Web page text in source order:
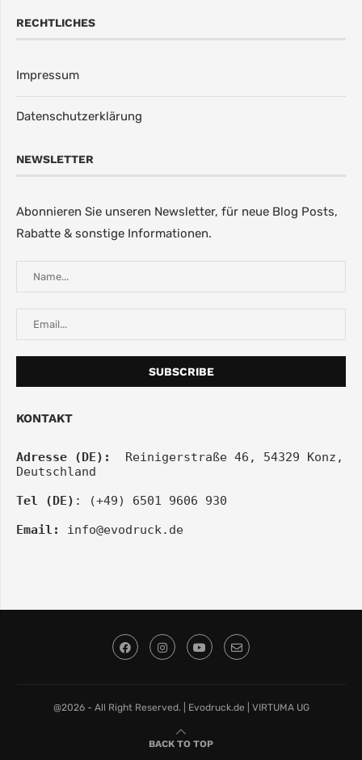
RECHTLICHES
Impressum
Datenschutzerklärung
NEWSLETTER
Abonnieren Sie unseren Newsletter, für neue Blog Posts,
Rabatte & sonstige Informationen.
KONTAKT
Adresse (DE):
Reinigerstraße 46, 54329 Konz,
Deutschland
Tel (DE) : (+49) 6501 9606 930
Email:
info@evodruck.de
@2026 - All Right Reserved. | Evodruck.de | VIRTUMA UG
BACK TO TOP